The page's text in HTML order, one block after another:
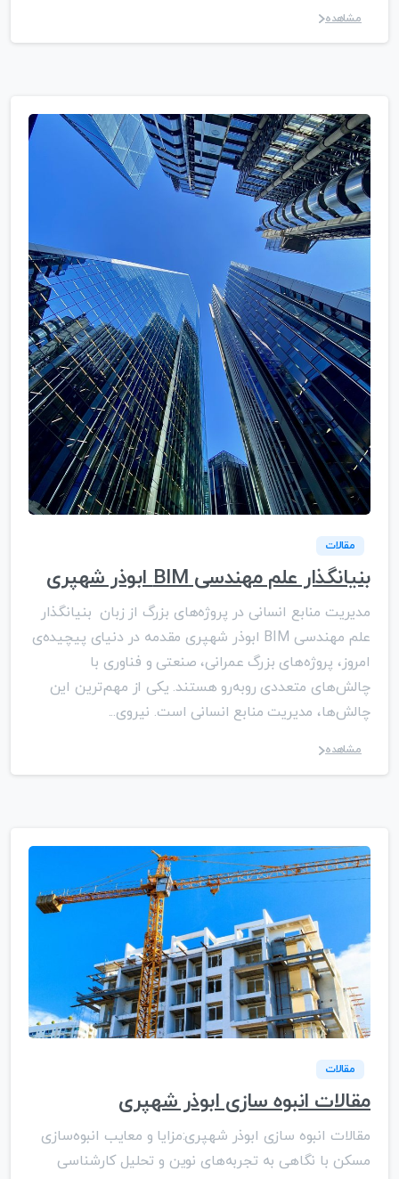
مشاهده
مقالات
بنیانگذار علم مهندسی BIM ابوذر شهپری
مدیریت منابع انسانی در پروژه‌های بزرگ از زبان بنیانگذار
علم مهندسی BIM ابوذر شهپری مقدمه در دنیای پیچیده‌ی
امروز، پروژه‌های بزرگ عمرانی، صنعتی و فناوری با
چالش‌های متعددی روبه‌رو هستند. یکی از مهم‌ترین این
چالش‌ها، مدیریت منابع انسانی است. نیروی...
مشاهده
مقالات
مقالات انبوه سازی ابوذر شهپری
مقالات انبوه سازی ابوذر شهپری:مزایا و معایب انبوه‌سازی
مسکن با نگاهی به تجربه‌های نوین و تحلیل کارشناسی